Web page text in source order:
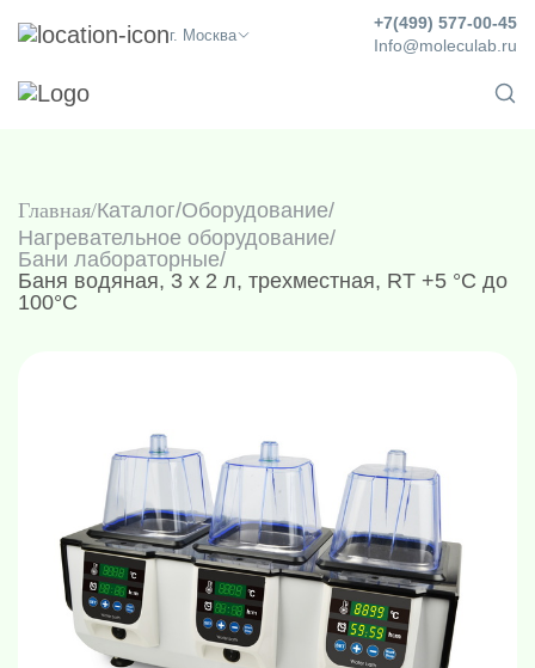
г. Москва
Info@moleculab.ru
+7(499) 577-00-45
Главная Каталог/Оборудование/
Нагревательное оборудование/
Бани лабораторные/
Баня водяная, 3 х 2 л, трехместная, RT +5 °C до
100°С